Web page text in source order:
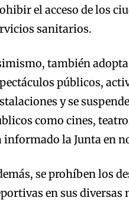
el acceso de los
sanitarios.
también
públicos,
y se
como cines,
informado la Junta en
se prohíben los
en sus diversas